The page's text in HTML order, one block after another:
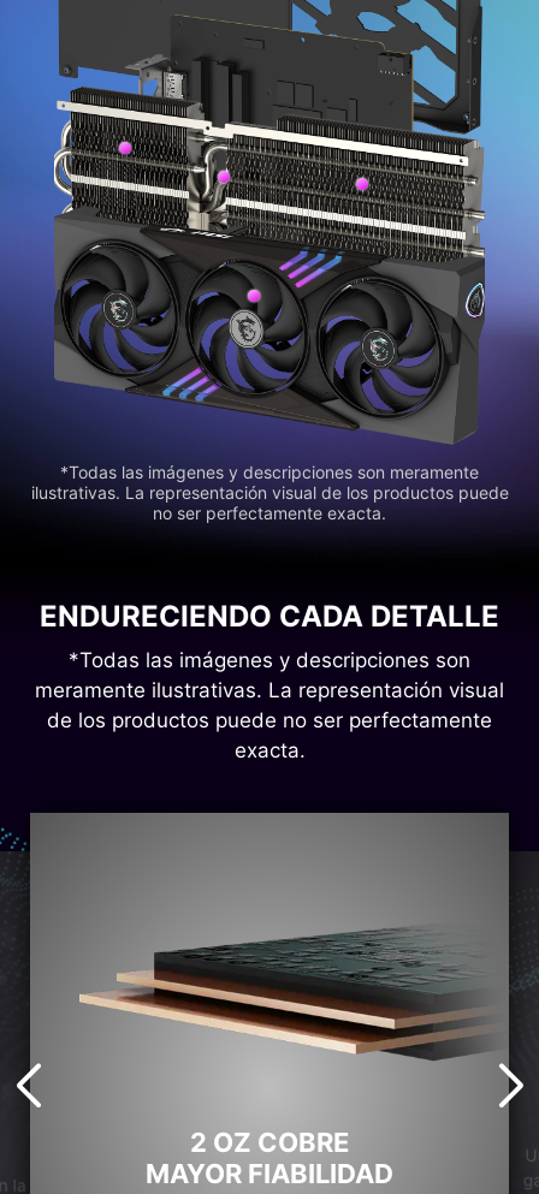
*Todas las imágenes y descripciones son meramente
ilustrativas. La representación visual de los productos puede
no ser perfectamente exacta.
ENDURECIENDO CADA DETALLE
*Todas las imágenes y descripciones son
meramente ilustrativas. La representación visual
de los productos puede no ser perfectamente
exacta.
la
2 OZ COBRE
MAYOR FIABILIDAD